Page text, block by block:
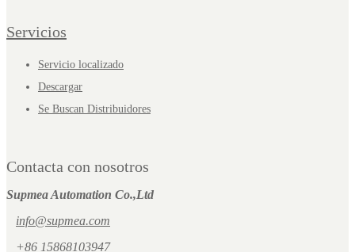
Servicios
Servicio localizado
Descargar
Se Buscan Distribuidores
Contacta con nosotros
Supmea Automation Co.,Ltd
info@supmea.com
+86 15868103947